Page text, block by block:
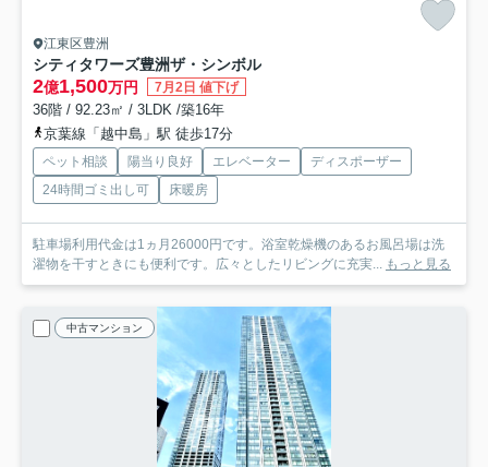
江東区豊洲
シティタワーズ豊洲ザ・シンボル
2億1,500万円 7月2日 値下げ
36階 / 92.23㎡ / 3LDK /築16年
京葉線「越中島」駅 徒歩17分
ペット相談 陽当り良好 エレベーター
ディスポーザー
24時間ゴミ出し可
床暖房
駐車場利用代金は1ヵ月26000円です。浴室乾燥機のあるお風呂場は洗
濯物を干すときにも便利です。広々としたリビングに充実... もっと見る
中古マンション